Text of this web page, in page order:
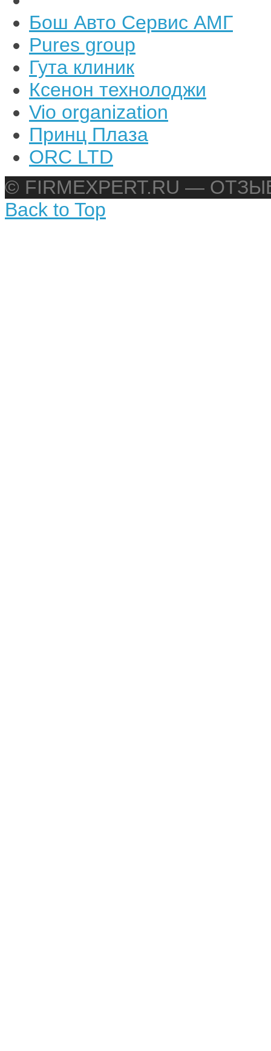
Бош Авто Сервис АМГ
Pures group
Гута клиник
Ксенон технолоджи
Vio organization
Принц Плаза
ORC LTD
© FIRMEXPERT.RU —
Back to Top